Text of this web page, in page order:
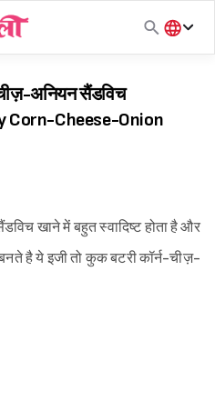
हिंदी
अनियन सैंडविच
Corn-Cheese-Onion
खाने में बहुत स्वादिष्ट होता है और
है ये इजी तो कुक बटरी कॉर्न-चीज़-